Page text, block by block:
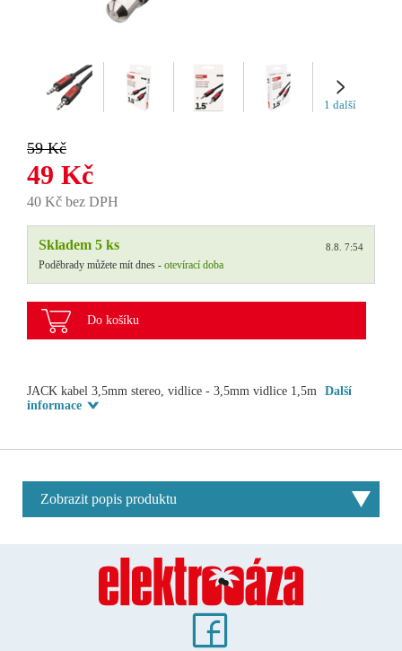
1 další
59 Kč
49 Kč
40 Kč bez DPH
Skladem 5 ks 8.8. 7:54
Poděbrady můžete mít dnes - otevírací doba
Do košíku
JACK kabel 3,5mm stereo, vidlice - 3,5mm vidlice 1,5m Další
informace
Zobrazit popis produktu